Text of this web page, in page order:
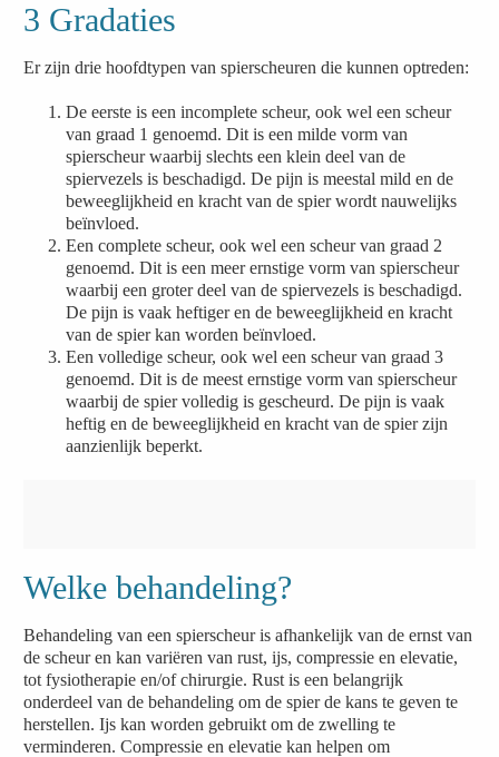
3 Gradaties
Er zijn drie hoofdtypen van spierscheuren die kunnen optreden:
De eerste is een incomplete scheur, ook wel een scheur
van graad 1 genoemd. Dit is een milde vorm van
spierscheur waarbij slechts een klein deel van de
spiervezels is beschadigd. De pijn is meestal mild en de
beweeglijkheid en kracht van de spier wordt nauwelijks
beïnvloed.
Een complete scheur, ook wel een scheur van graad 2
genoemd. Dit is een meer ernstige vorm van spierscheur
waarbij een groter deel van de spiervezels is beschadigd.
De pijn is vaak heftiger en de beweeglijkheid en kracht
van de spier kan worden beïnvloed.
Een volledige scheur, ook wel een scheur van graad 3
genoemd. Dit is de meest ernstige vorm van spierscheur
waarbij de spier volledig is gescheurd. De pijn is vaak
heftig en de beweeglijkheid en kracht van de spier zijn
aanzienlijk beperkt.
Welke behandeling?
Behandeling van een spierscheur is afhankelijk van de ernst van
de scheur en kan variëren van rust, ijs, compressie en elevatie,
tot fysiotherapie en/of chirurgie. Rust is een belangrijk
onderdeel van de behandeling om de spier de kans te geven te
herstellen. Ijs kan worden gebruikt om de zwelling te
verminderen. Compressie en elevatie kan helpen om